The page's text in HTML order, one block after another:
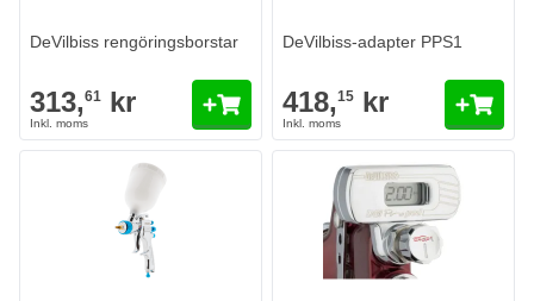
DeVilbiss rengöringsborstar
313,61 kr
DeVilbiss-adapter PPS1
418,15 kr
DeVilbiss DGi PRO POD
I lager
Version
3 233,73kr
Lägg till i